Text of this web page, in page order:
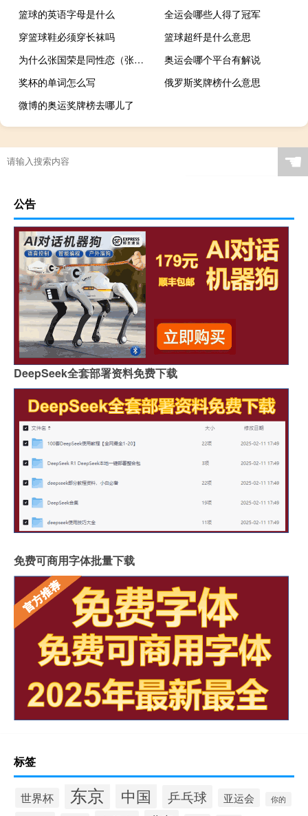
篮球的英语字母是什么
全运会哪些人得了冠军
穿篮球鞋必须穿长袜吗
篮球超纤是什么意思
为什么张国荣是同性恋（张国荣是同性恋么）
奥运会哪个平台有解说
奖杯的单词怎么写
俄罗斯奖牌榜什么意思
微博的奥运奖牌榜去哪儿了
☚
公告
DeepSeek全套部署资料免费下载
免费可商用字体批量下载
标签
世界杯 东京 中国 乒乓球 亚运会 你的